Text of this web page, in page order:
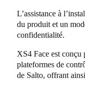
L’assistance à
du produit et un
confidentialité.
XS4 Face est conçu
plateformes de
de Salto, offrant